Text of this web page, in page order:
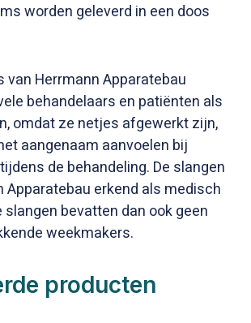
worden geleverd in een doos
van Herrmann Apparatebau
behandelaars en patiënten als
omdat ze netjes afgewerkt zijn,
aangenaam aanvoelen bij
de behandeling. De slangen
Apparatebau erkend als medisch
slangen bevatten dan ook geen
weekmakers.
producten